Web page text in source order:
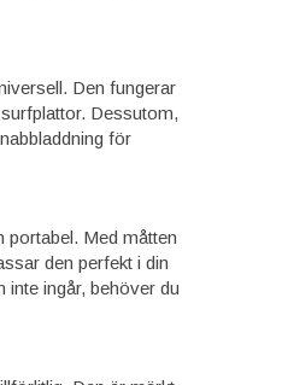
Den fungerar
Dessutom,
för
portabel. Med måtten
den perfekt i din
ingår, behöver du